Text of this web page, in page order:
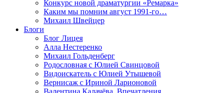
Конкурс новой драматургии «Ремарка»
Каким мы помним август 1991-го…
Михаил Швейцер
Блоги
Блог Лицея
Алла Нестеренко
Михаил Гольденберг
Родословная с Юлией Свинцовой
Видоискатель с Юлией Утышевой
Вернисаж с Ириной Ларионовой